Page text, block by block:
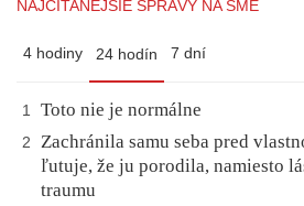
NAJČÍTANEJŠIE SPRÁVY NA SME
4 hodiny 24 hodín 7 dní
1 Toto nie je normálne
2
Zachránila samu seba pred
ľutuje, že ju porodila, namiesto
traumu